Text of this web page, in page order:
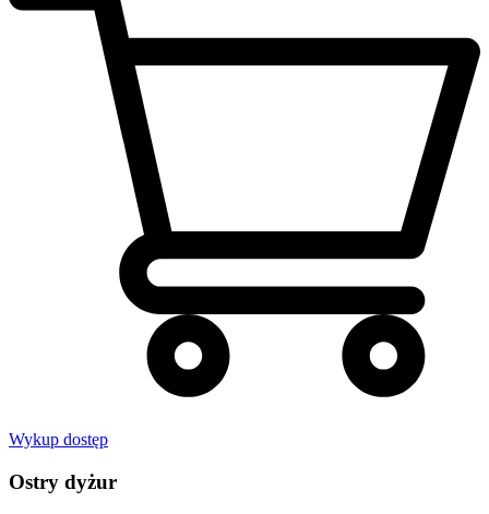
Wykup dostęp
Ostry dyżur